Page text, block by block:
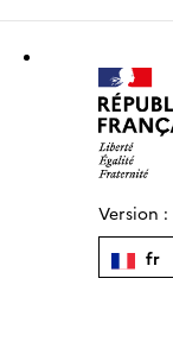
Version :
fr